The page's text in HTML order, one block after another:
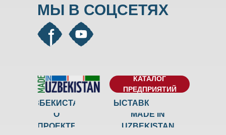
МЫ В СОЦСЕТЯХ
УЗБЕКИСТАН
О
ПРОЕКТЕ
ВЫСТАВКИ
MADE IN
UZBEKISTAN
КАТАЛОГ
ПРЕДПРИЯТИЙ